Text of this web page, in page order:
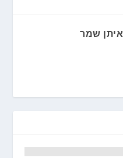
איתן שמר